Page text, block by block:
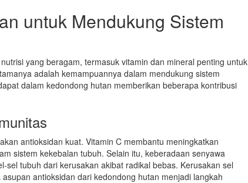
untuk Mendukung Sistem
yang beragam, termasuk vitamin dan mineral penting untuk
adalah kemampuannya dalam mendukung sistem
dalam kedondong hutan memberikan beberapa kontribusi
antioksidan kuat. Vitamin C membantu meningkatkan
sistem kekebalan tubuh. Selain itu, keberadaan senyawa
tubuh dari kerusakan akibat radikal bebas. Kerusakan sel
antioksidan dari kedondong hutan menjadi langkah